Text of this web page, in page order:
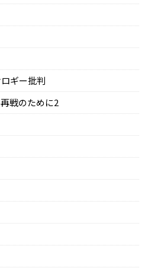
ギー批判
戦のために2